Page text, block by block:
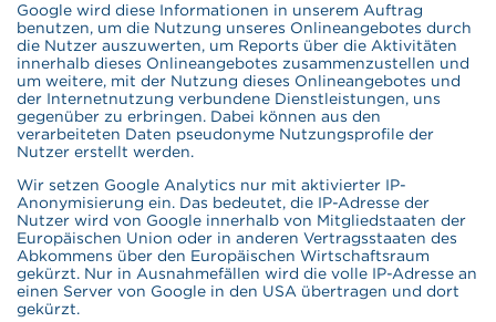
Google wird diese Informationen in unserem Auftrag
benutzen, um die Nutzung unseres Onlineangebotes durch
die Nutzer auszuwerten, um Reports über die Aktivitäten
innerhalb dieses Onlineangebotes zusammenzustellen und
um weitere, mit der Nutzung dieses Onlineangebotes und
der Internetnutzung verbundene Dienstleistungen, uns
gegenüber zu erbringen. Dabei können aus den
verarbeiteten Daten pseudonyme Nutzungsprofile der
Nutzer erstellt werden.
Wir setzen Google Analytics nur mit aktivierter IP-
Anonymisierung ein. Das bedeutet, die IP-Adresse der
Nutzer wird von Google innerhalb von Mitgliedstaaten der
Europäischen Union oder in anderen Vertragsstaaten des
Abkommens über den Europäischen Wirtschaftsraum
gekürzt. Nur in Ausnahmefällen wird die volle IP-Adresse an
einen Server von Google in den USA übertragen und dort
gekürzt.